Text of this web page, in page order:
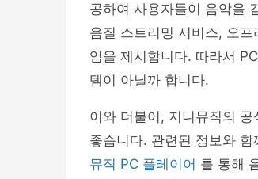
공하여 사용자들이 음악을
음질 스트리밍 서비스, 오
임을 제시합니다. 따라서
템이 아닐까 합니다.
이와 더불어, 지니뮤직의
좋습니다. 관련된 정보와
뮤직 PC 플레이어 를 통해